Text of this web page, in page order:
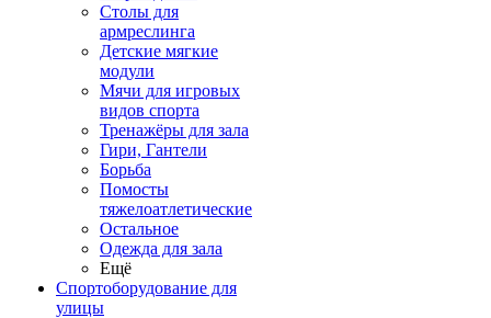
Столы для
армреслинга
Детские мягкие
модули
Мячи для игровых
видов спорта
Тренажёры для зала
Гири, Гантели
Борьба
Помосты
тяжелоатлетические
Остальное
Одежда для зала
Ещё
Спортоборудование для
улицы